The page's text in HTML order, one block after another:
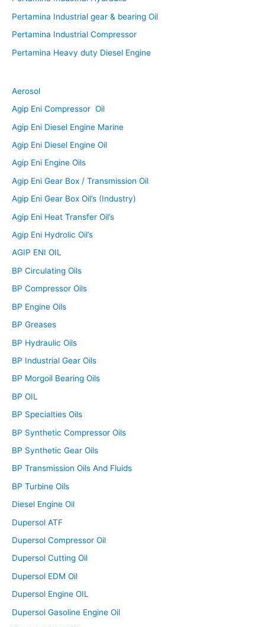
Pertamina Industrial gear & bearing Oil
Pertamina Industrial Compressor
Pertamina Heavy duty Diesel Engine
Aerosol
Agip Eni Compressor Oil
Agip Eni Diesel Engine Marine
Agip Eni Diesel Engine Oil
Agip Eni Engine Oils
Agip Eni Gear Box / Transmission Oil
Agip Eni Gear Box Oil’s (Industry)
Agip Eni Heat Transfer Oil’s
Agip Eni Hydrolic Oil’s
AGIP ENI OIL
BP Circulating Oils
BP Compressor Oils
BP Engine Oils
BP Greases
BP Hydraulic Oils
BP Industrial Gear Oils
BP Morgoil Bearing Oils
BP OIL
BP Specialties Oils
BP Synthetic Compressor Oils
BP Synthetic Gear Oils
BP Transmission Oils And Fluids
BP Turbine Oils
Diesel Engine Oil
Dupersol ATF
Dupersol Compressor Oil
Dupersol Cutting Oil
Dupersol EDM Oil
Dupersol Engine OIL
Dupersol Gasoline Engine Oil